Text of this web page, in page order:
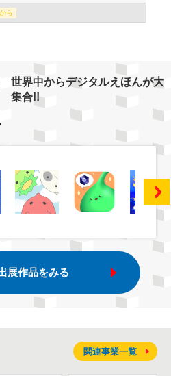
ら
世界中からデジタルえほんが大
集合!!
展作品をみる
関連事業一覧